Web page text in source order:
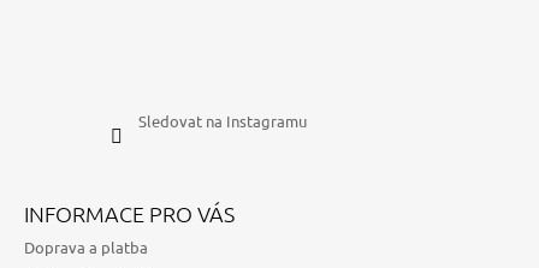
Sledovat na Instagramu
INFORMACE PRO VÁS
Doprava a platba